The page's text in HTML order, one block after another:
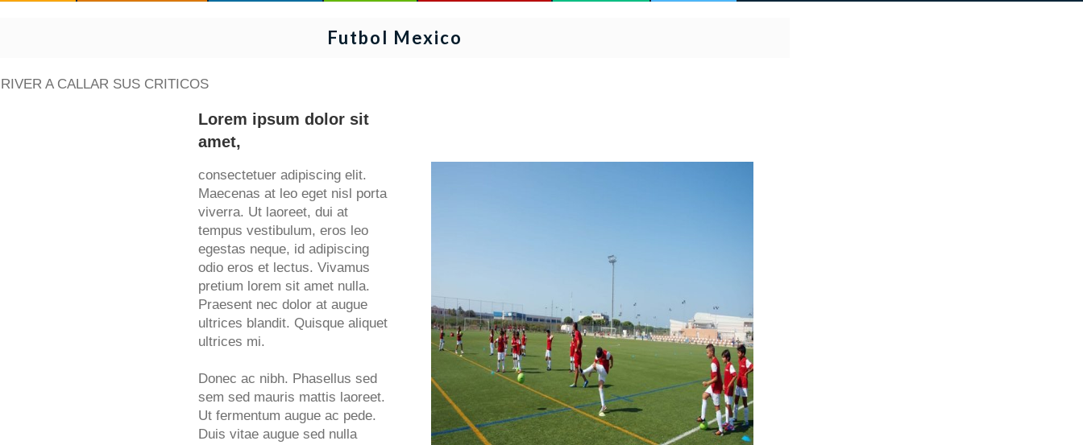
Futbol Mexico
RIVER A CALLAR SUS CRITICOS
Lorem ipsum dolor sit
amet,
consectetuer adipiscing elit.
Maecenas at leo eget nisl porta
viverra. Ut laoreet, dui at
tempus vestibulum, eros leo
egestas neque, id adipiscing
odio eros et lectus. Vivamus
pretium lorem sit amet nulla.
Praesent nec dolor at augue
ultrices blandit. Quisque aliquet
ultrices mi.
Donec ac nibh. Phasellus sed
sem sed mauris mattis laoreet.
Ut fermentum augue ac pede.
Duis vitae augue sed nulla